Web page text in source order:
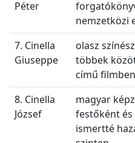
Péter
nemzetközi
7. Cinella
Giuseppe
olasz
többek
című
8. Cinella
József
magyar
festőként
ismertté